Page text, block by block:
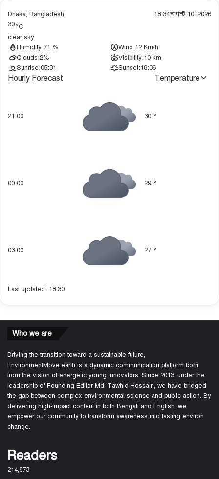
Dhaka, Bangladesh 18:34আগস্ট 10, 2026
30°C
clear sky
Humidity:71 % Wind:12 Km/h
Clouds:2% Visibility:10 km
Sunrise:05:31 Sunset:18:36
Hourly Forecast Temperature
21:00 30 °
00:00 29 °
03:00 27 °
Last updated: 18:30
Who we are
Driving the transition toward a sustainable future,
EnvironmentMove.earth is a dynamic communication platform born
from the vision of energetic young innovators. Since 2013, under the
leadership of Founding Editor Md. Tawhid Hossain, we have bridged
the gap between complex environmental science and public action. By
delivering high-impact content in both Bengali and English, we
empower our community to transform awareness into lasting environ
change.
Readers
214,873